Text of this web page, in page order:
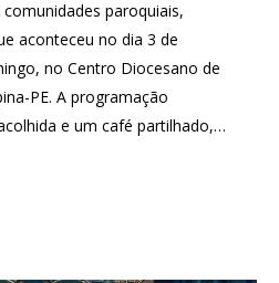
paroquiais,
aconteceu no dia 3 de
no Centro Diocesano de
PE. A programação
e um café partilhado,…